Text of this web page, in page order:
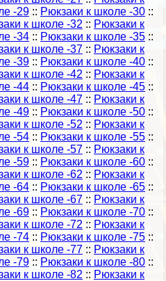
-29 :: Рюкзаки к школе -30 ::
к школе -32 :: Рюкзаки к
-34 :: Рюкзаки к школе -35 ::
к школе -37 :: Рюкзаки к
-39 :: Рюкзаки к школе -40 ::
к школе -42 :: Рюкзаки к
-44 :: Рюкзаки к школе -45 ::
к школе -47 :: Рюкзаки к
-49 :: Рюкзаки к школе -50 ::
к школе -52 :: Рюкзаки к
-54 :: Рюкзаки к школе -55 ::
к школе -57 :: Рюкзаки к
-59 :: Рюкзаки к школе -60 ::
к школе -62 :: Рюкзаки к
-64 :: Рюкзаки к школе -65 ::
к школе -67 :: Рюкзаки к
-69 :: Рюкзаки к школе -70 ::
к школе -72 :: Рюкзаки к
-74 :: Рюкзаки к школе -75 ::
к школе -77 :: Рюкзаки к
-79 :: Рюкзаки к школе -80 ::
к школе -82 :: Рюкзаки к